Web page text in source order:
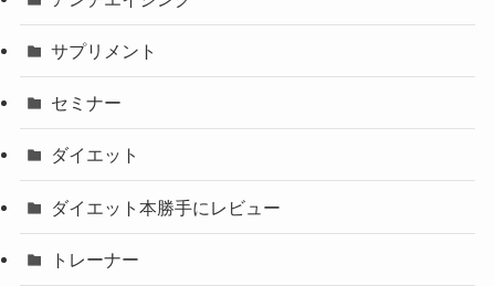
サプリメント
セミナー
ダイエット
ダイエット本勝手にレビュー
トレーナー